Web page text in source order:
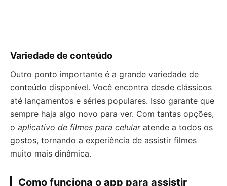
Variedade de conteúdo
Outro ponto importante é a grande variedade de
conteúdo disponível. Você encontra desde clássicos
até lançamentos e séries populares. Isso garante que
sempre haja algo novo para ver. Com tantas opções,
o aplicativo de filmes para celularatende a todos os
gostos, tornando a experiência de assistir filmes
muito mais dinâmica.
Como funciona o app para assistir